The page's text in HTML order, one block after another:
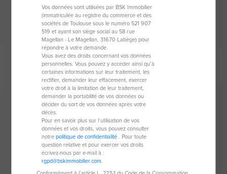
2 pièces
48 m²
1 chambre
345 000 €
Exclusivité
Vos données sont utilisées par BSK Immobilier
(immatriculée au registre du commerce et des
sociétés de Toulouse sous le numéro 521 907
519 et ayant son siège social au 58 rue
Magellan - Le Magellan, 31670 Labège) pour
répondre à votre demande.
Vous avez des droits concernant vos données
personnelles. Vous pouvez y accéder ainsi qu’à
certaines informations sur leur traitement, les
rectifier, demander leur effacement, exercer
votre droit à la limitation de leur traitement,
demander la portabilité de vos données ou
décider du sort de vos données après votre
décès.
Pour en savoir plus sur l’utilisation de vos
données et vos droits, vous pouvez consulter
notrepolitique de confidentialité. Pour toute
question relative et pour exercer vos droits
écrivez-nous par e-mail à :
rgpd@bskimmobilier.com.